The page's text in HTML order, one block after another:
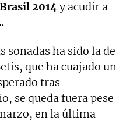
Brasil 2014y acudir a
sonadas ha sido la de
que ha cuajado un
tras
se queda fuera pese
en la última